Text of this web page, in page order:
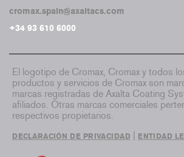
cromax.spain@axaltacs.com
+34 93 610 6000
El logotipo de Cromax, Cromax y todos
productos y servicios de Cromax son
marcas registradas de Axalta Coating
afiliados. Otras marcas comerciales
respectivos propietarios.
DECLARACIÓN DE PRIVACIDAD ENTIDAD